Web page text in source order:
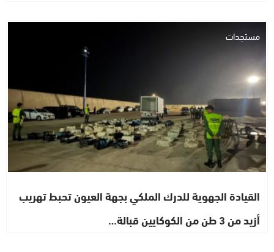
مستجدات
القيادة الجهوية للدرك الملكي بجهة العيون تحبط تهريب
أزيد من 3 طن من الكوكايين قبالة…